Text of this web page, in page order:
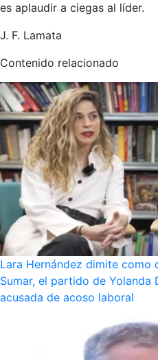
es aplaudir a ciegas al líder.
J. F. Lamata
Contenido relacionado
Lara Hernández dimite
Sumar, el partido de Yolanda
acusada de acoso laboral